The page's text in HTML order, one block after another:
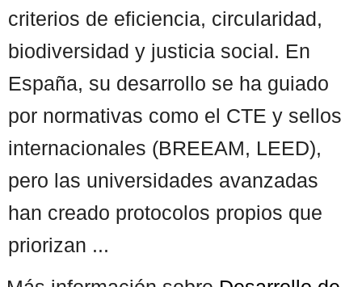
criterios de eficiencia, circularidad,
biodiversidad y justicia social. En
España, su desarrollo se ha guiado
por normativas como el CTE y sellos
internacionales (BREEAM, LEED),
pero las universidades avanzadas
han creado protocolos propios que
priorizan ...